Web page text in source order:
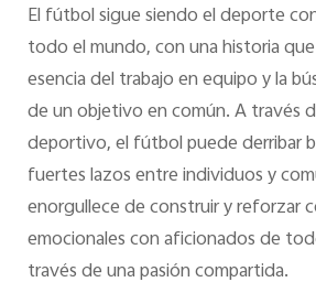
El fútbol sigue siendo el deporte
todo el mundo, con una historia
esencia del trabajo en equipo y la
de un objetivo en común. A través
deportivo, el fútbol puede derribar
fuertes lazos entre individuos y
enorgullece de construir y reforzar
emocionales con aficionados de
través de una pasión compartida.